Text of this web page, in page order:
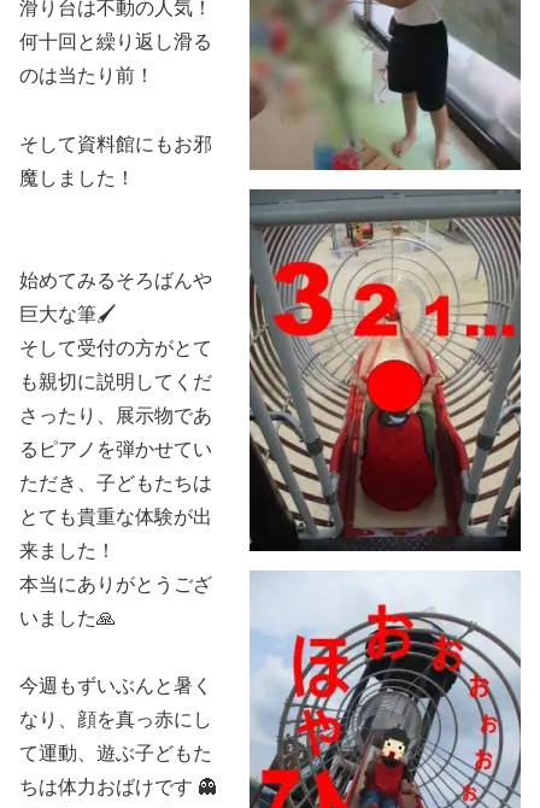
滑り台は不動の人気！
何十回と繰り返し滑る
のは当たり前！
そして資料館にもお邪
魔しました！
始めてみるそろばんや
巨大な筆🖌
そして受付の方がとて
も親切に説明してくだ
さったり、展示物であ
るピアノを弾かせてい
ただき、子どもたちは
とても貴重な体験が出
来ました！
本当にありがとうござ
いました🙏
今週もずいぶんと暑く
なり、顔を真っ赤にし
て運動、遊ぶ子どもた
ちは体力おばけです 👻